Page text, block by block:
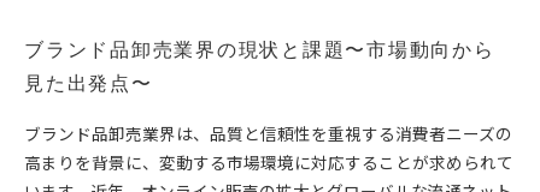
デジタルツール活用の最前線〜ブランド品卸売業の未
来を切り開く〜
るためのヒント集〜
ブランド品卸売業界の現状と課題〜市場動向から
見た出発点〜
ブランド品卸売業界は、品質と信頼性を重視する消費者ニーズの
高まりを背景に、変動する市場環境に対応することが求められて